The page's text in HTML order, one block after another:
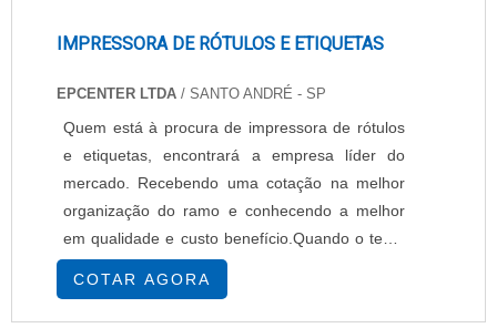
IMPRESSORA DE RÓTULOS E ETIQUETAS
EPCENTER LTDA / SANTO ANDRÉ - SP
Quem está à procura de impressora de rótulos
e etiquetas, encontrará a empresa líder do
mercado. Recebendo uma cotação na melhor
organização do ramo e conhecendo a melhor
em qualidade e custo benefício.Quando o tema
é impressora de rótulos e etiquetas, com os
melhores profissionais da EPcenter atingirá
excelente custo-benefício com pagamento
COTAR AGORA